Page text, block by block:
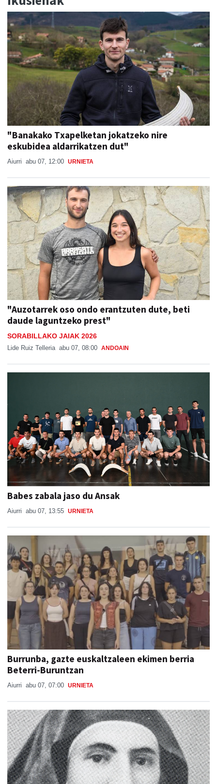
"Banakako Txapelketan jokatzeko nire
eskubidea aldarrikatzen dut"
Aiurri abu 07, 12:00 URNIETA
"Auzotarrek oso ondo erantzuten dute, beti
daude laguntzeko prest"
SORABILLAKO JAIAK 2026
Lide Ruiz Telleria abu 07, 08:00 ANDOAIN
Babes zabala jaso du Ansak
Aiurri abu 07, 13:55 URNIETA
Burrunba, gazte euskaltzaleen ekimen berria
Beterri-Buruntzan
Aiurri abu 07, 07:00 URNIETA